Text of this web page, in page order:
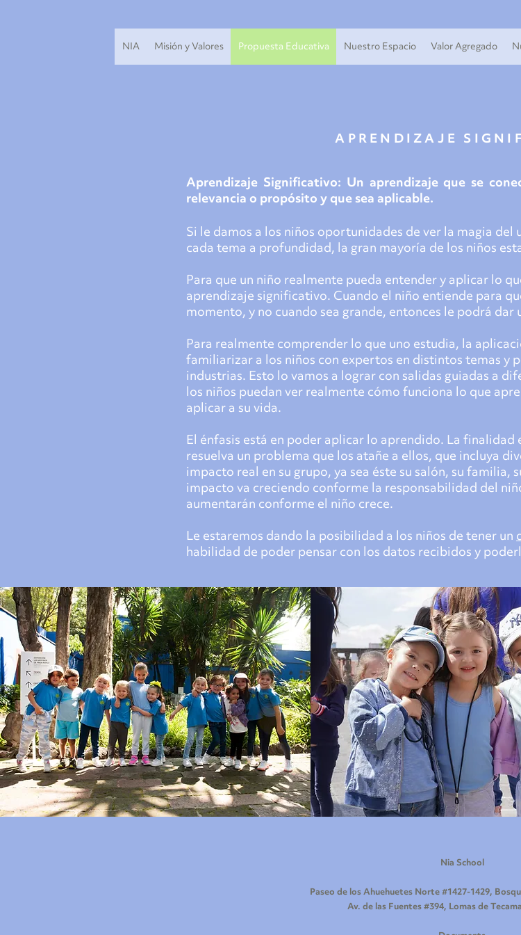
NIA Misión y Valores Propuesta Educativa Nuestro Espacio Valor Agregado
APRENDIZAJE
Aprendizaje Significativo: Un aprendizaje que se
relevancia o propósito y que sea aplicable.
Si le damos a los niños oportunidades de ver la magia del
cada tema a profundidad, la gran mayoría de los niños
Para que un niño realmente pueda entender y aplicar lo
aprendizaje significativo. Cuando el niño entiende para
momento, y no cuando sea grande, entonces le podrá dar
Para realmente comprender lo que uno estudia, la
familiarizar a los niños con expertos en distintos temas y
industrias. Esto lo vamos a lograr con salidas guiadas a
los niños puedan ver realmente cómo funciona lo que
aplicar a su vida.
El énfasis está en poder aplicar lo aprendido. La
resuelva un problema que los atañe a ellos, que incluya
impacto real en su grupo, ya sea éste su salón, su familia,
impacto va creciendo conforme la responsabilidad del
aumentarán conforme el niño crece.
Le estaremos dando la posibilidad a los niños de tener un
habilidad de poder pensar con los datos recibidos y
Nia School
Paseo de los Ahuehuetes Norte #1427-1429,
Av. de las Fuentes #394, Lomas de